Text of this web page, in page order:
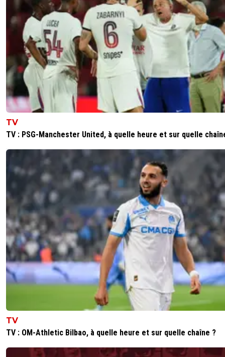
TV
TV : PSG-Manchester United, à quelle heure et sur quelle
TV
TV : OM-Athletic Bilbao, à quelle heure et sur quelle chaîne ?